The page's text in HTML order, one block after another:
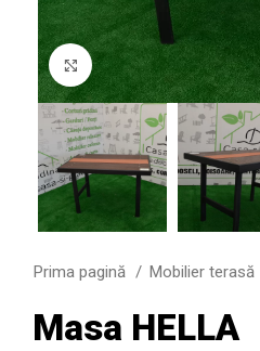
Click to enlarge
Prima pagină Mobilier terasă
Masa HELLA